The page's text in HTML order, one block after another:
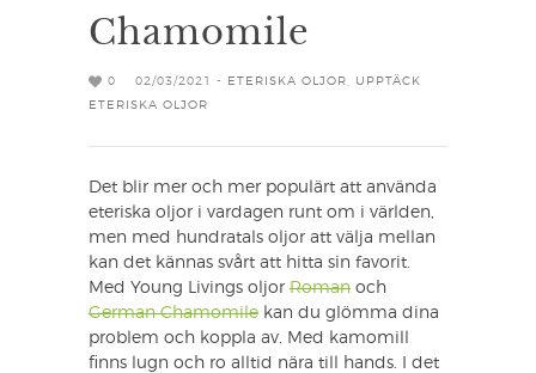
Chamomile
0 02/03/2021 - ETERISKA OLJOR
UPPTÄCK
ETERISKA OLJOR
Det blir mer och mer populärt att använda
eteriska oljor i vardagen runt om i världen,
men med hundratals oljor att välja mellan
kan det kännas svårt att hitta sin favorit.
Med Young Livings oljor Roman och
German Chamomile kan du glömma dina
problem och koppla av. Med kamomill
finns lugn och ro alltid nära till hands. I det